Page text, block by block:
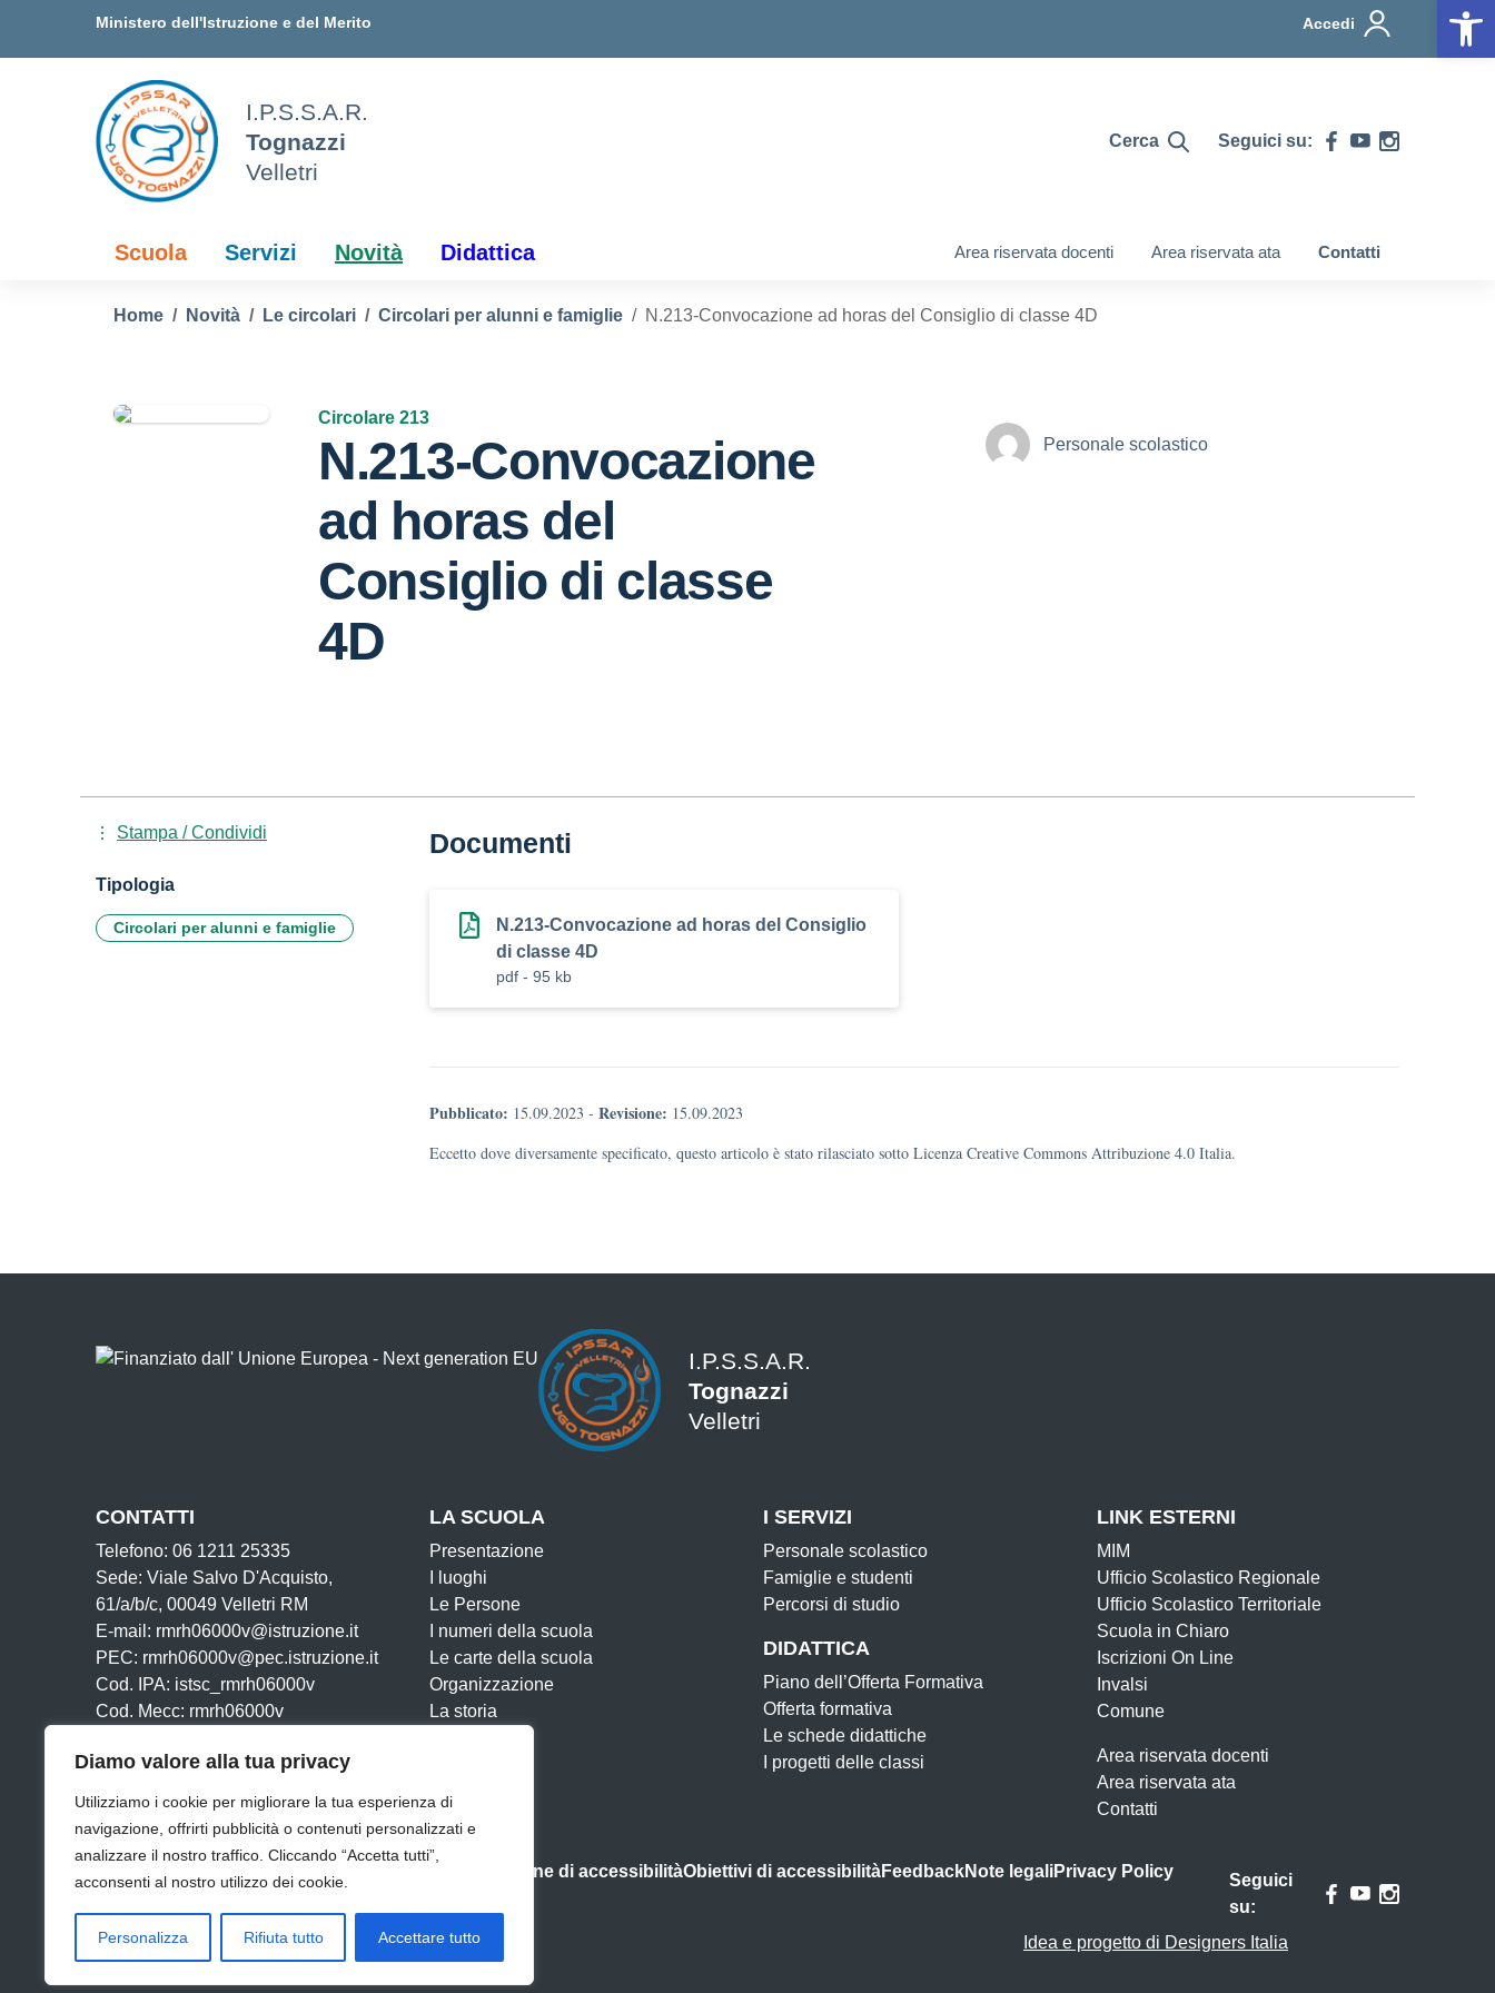
Diamo valore alla tua privacy
Utilizziamo i cookie per migliorare la tua esperienza di
navigazione, offrirti pubblicità o contenuti personalizzati e
analizzare il nostro traffico. Cliccando “Accetta tutti”,
acconsenti al nostro utilizzo dei cookie.
Personalizza Rifiuta tutto Accettare tutto
Ministero dell'Istruzione e del Merito Accedi
I.P.S.S.A.R.
Tognazzi
Velletri
Cerca Seguici su:
Scuola Servizi Novità Didattica Area riservata docenti Area riservata ata Contatti
Home Novità Le circolari Circolari per alunni e famiglie N.213-Convocazione ad horas del Consiglio di classe 4D
Circolare 213
N.213-Convocazione
ad horas del
Consiglio di classe
4D
Personale scolastico
Documenti
N.213-Convocazione ad horas del Consiglio
di classe 4D
pdf - 95 kb
Pubblicato: 15.09.2023 - Revisione: 15.09.2023
Eccetto dove diversamente specificato, questo articolo è stato rilasciato sotto Licenza Creative Commons Attribuzione 4.0 Italia.
Stampa / Condividi
Tipologia
Circolari per alunni e famiglie
I.P.S.S.A.R.
Tognazzi
Velletri
CONTATTI
Telefono: 06 1211 25335
Sede: Viale Salvo D'Acquisto,
61/a/b/c, 00049 Velletri RM
E-mail: rmrh06000v@istruzione.it
PEC: rmrh06000v@pec.istruzione.it
Cod. IPA: istsc_rmrh06000v
Cod. Mecc: rmrh06000v
Iban:
LA SCUOLA
Presentazione
I luoghi
Le Persone
I numeri della scuola
Le carte della scuola
Organizzazione
La storia
I SERVIZI
Personale scolastico
Famiglie e studenti
Percorsi di studio
DIDATTICA
Piano dell’Offerta Formativa
Offerta formativa
Le schede didattiche
I progetti delle classi
LINK ESTERNI
MIM
Ufficio Scolastico Regionale
Ufficio Scolastico Territoriale
Scuola in Chiaro
Iscrizioni On Line
Invalsi
Comune
Area riservata docenti
Area riservata ata
Contatti
Dichiarazione di accessibilitàObiettivi di accessibilitàFeedbackNote legaliPrivacy Policy
Seguici
su:
Idea e progetto di Designers Italia